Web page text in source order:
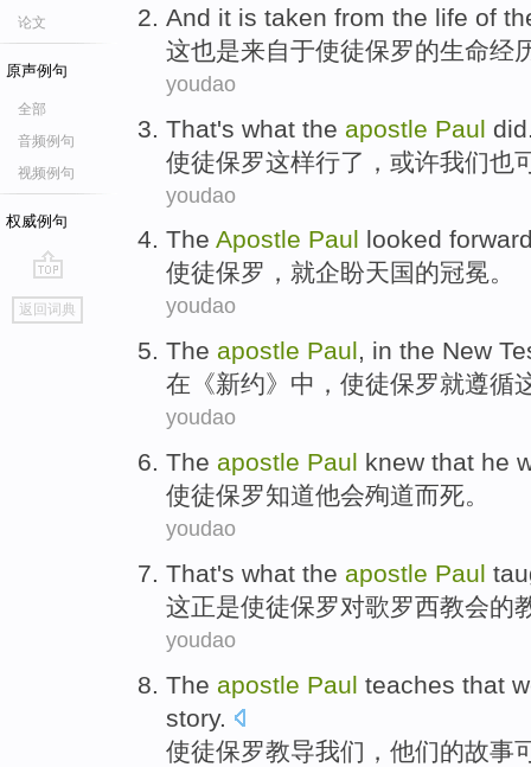
论文
原声例句
全部
音频例句
视频例句
权威例句
go
top
返回词典
And it is taken from the life of
这也是来自于使徒保罗的生命经
youdao
That's what the apostle Paul
使徒保罗这样行了， 或许我们也
youdao
The Apostle Paul looked
使徒保罗 ，就企盼天国的冠冕。
youdao
The apostle Paul, in the New
在 《新约》中， 使徒保罗就遵循
youdao
The apostle Paul knew that he
使徒保罗知道他会殉道而死。
youdao
That's what the apostle Paul
这正是使徒保罗对歌罗西教会的
youdao
The apostle Paul teaches that
story.
使徒保罗教导我们 ， 他们的故事